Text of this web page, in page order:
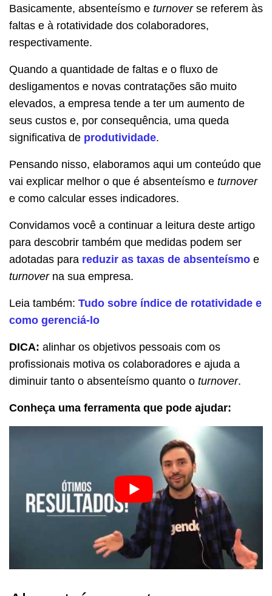
Basicamente, absenteísmo e turnoverse referem às
faltas e à rotatividade dos colaboradores,
respectivamente.
Quando a quantidade de faltas e o fluxo de
desligamentos e novas contratações são muito
elevados, a empresa tende a ter um aumento de
seus custos e, por consequência, uma queda
significativa de produtividade.
Pensando nisso, elaboramos aqui um conteúdo que
vai explicar melhor o que é absenteísmo e turnover
e como calcular esses indicadores.
Convidamos você a continuar a leitura deste artigo
para descobrir também que medidas podem ser
adotadas para reduzir as taxas de absenteísmo e
turnoverna sua empresa.
Leia também: Tudo sobre índice de rotatividade e
como gerenciá-lo
DICA: alinhar os objetivos pessoais com os
profissionais motiva os colaboradores e ajuda a
diminuir tanto o absenteísmo quanto o turnover.
Conheça uma ferramenta que pode ajudar: